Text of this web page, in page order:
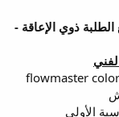
ذوي الإعاقة -
الأولى